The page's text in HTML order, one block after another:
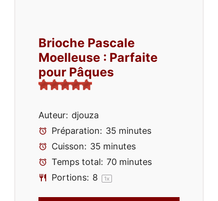
Brioche Pascale
Moelleuse : Parfaite
pour Pâques
Auteur: djouza
Préparation: 35 minutes
Cuisson: 35 minutes
Temps total: 70 minutes
Portions: 8 1x